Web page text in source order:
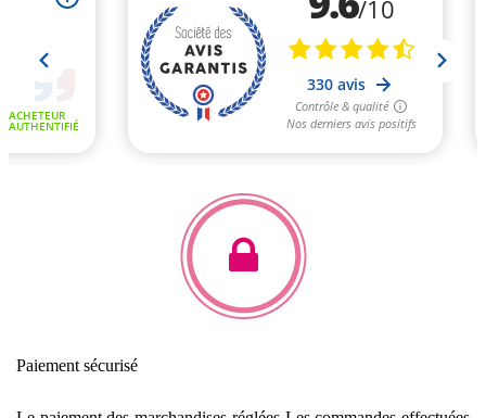
Paiement sécurisé